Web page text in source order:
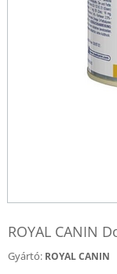
ROYAL CANIN
Gyártó: ROYAL CANIN